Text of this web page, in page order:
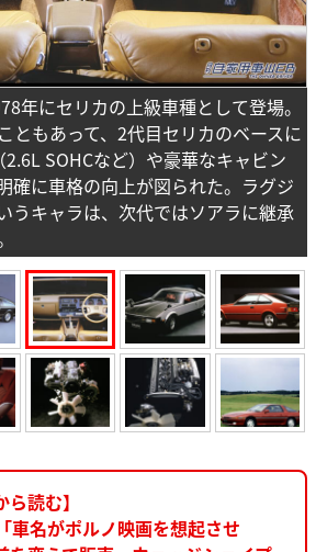
年にセリカの上級車種として登場。
ともあって、2代目セリカのベースに
SOHCなど）や豪華なキャビン
確に車格の向上が図られた。ラグジ
うキャラは、次代ではソアラに継承
読む】
車名がポルノ映画を想起させ